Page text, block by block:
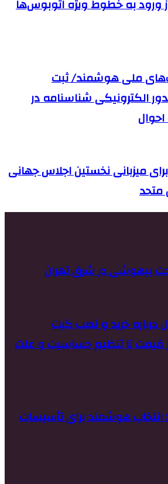
ورود به خطوط ویژه اتوبوس‌ها
ملی هوشمند/ ثبت
الکترونیکی شناسنامه در
میزبانی نخستین اجلاس جهانی
بیهوشی در شرق تهران
درباره خرید و نصب گیت
قیمت تا تنظیم حساسیت و علت
هوشمند برای تأسیسات